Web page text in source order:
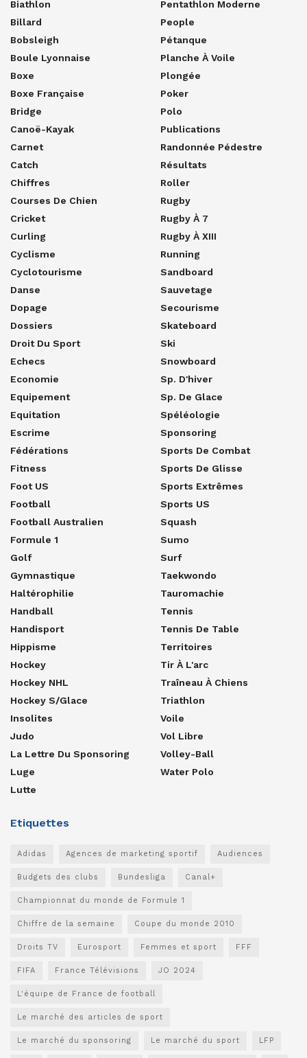
Biathlon
Billard
Bobsleigh
Boule Lyonnaise
Boxe
Boxe Française
Bridge
Canoë-Kayak
Carnet
Catch
Chiffres
Courses De Chien
Cricket
Curling
Cyclisme
Cyclotourisme
Danse
Dopage
Dossiers
Droit Du Sport
Echecs
Economie
Equipement
Equitation
Escrime
Fédérations
Fitness
Foot US
Football
Football Australien
Formule 1
Golf
Gymnastique
Haltérophilie
Handball
Handisport
Hippisme
Hockey
Hockey NHL
Hockey S/glace
Insolites
Judo
La Lettre Du Sponsoring
Luge
Lutte
Pentathlon Moderne
People
Pétanque
Planche À Voile
Plongée
Poker
Polo
Publications
Randonnée Pédestre
Résultats
Roller
Rugby
Rugby À 7
Rugby À XIII
Running
Sandboard
Sauvetage
Secourisme
Skateboard
Ski
Snowboard
Sp. D'hiver
Sp. De Glace
Spéléologie
Sponsoring
Sports De Combat
Sports De Glisse
Sports Extrêmes
Sports US
Squash
Sumo
Surf
Taekwondo
Tauromachie
Tennis
Tennis De Table
Territoires
Tir À L'arc
Traîneau À Chiens
Triathlon
Voile
Vol Libre
Volley-Ball
Water Polo
Etiquettes
Adidas Agences de marketing sportif Audiences
Budgets des clubs Bundesliga Canal+
Championnat du monde de Formule 1
Chiffre de la semaine Coupe du monde 2010
Droits TV Eurosport Femmes et sport FFF
FIFA France Télévisions JO 2024
L'équipe de France de football
Le marché des articles de sport
Le marché du sponsoring Le marché du sport LFP